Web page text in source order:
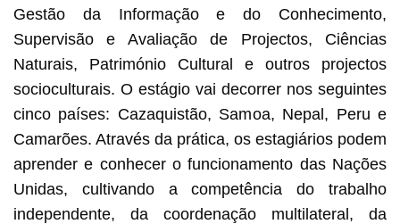
Gestão da Informação e do Conhecimento,
Supervisão e Avaliação de Projectos, Ciências
Naturais, Património Cultural e outros projectos
socioculturais. O estágio vai decorrer nos seguintes
cinco países: Cazaquistão, Samoa, Nepal, Peru e
Camarões. Através da prática, os estagiários podem
aprender e conhecer o funcionamento das Nações
Unidas, cultivando a competência do trabalho
independente, da coordenação multilateral, da